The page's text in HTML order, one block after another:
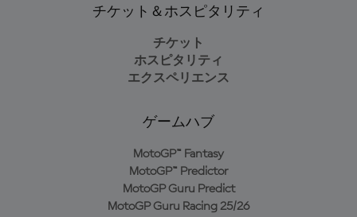
チケット＆ホスピタリティ
チケット
ホスピタリティ
エクスペリエンス
ゲームハブ
MotoGP™ Fantasy
MotoGP™ Predictor
MotoGP Guru Predict
MotoGP Guru Racing 25/26